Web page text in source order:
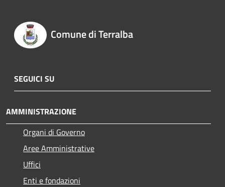
Comune di Terralba
SEGUICI SU
AMMINISTRAZIONE
Organi di Governo
Aree Amministrative
Uffici
Enti e fondazioni